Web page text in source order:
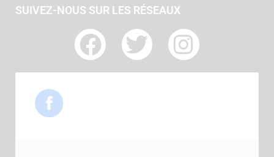
SUIVEZ-NOUS SUR LES RÉSEAUX
F
a
T
w
I
n